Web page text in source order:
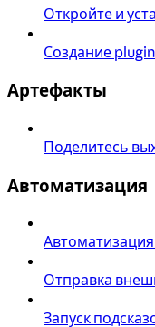
Откройте и
Создание
Артефакты
Поделитесь
Автоматизация
Отправка
Запуск